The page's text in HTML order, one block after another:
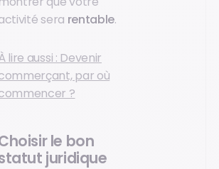
sera rentable.
lire aussi : Devenir
par où
?
le bon
juridique